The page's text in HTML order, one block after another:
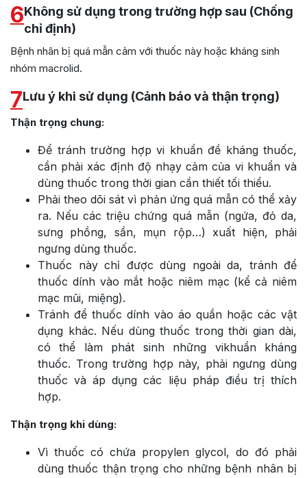
6Không sử dụng trong trường hợp sau (Chống
chỉ định)
Bệnh nhân bị quá mẫn cảm với thuốc này hoặc kháng sinh
nhóm macrolid.
7Lưu ý khi sử dụng (Cảnh báo và thận trọng)
Thận trọng chung:
Để tránh trường hợp vi khuẩn đề kháng thuốc,
cần phải xác định độ nhạy cảm của vi khuẩn và
dùng thuốc trong thời gian cần thiết tối thiểu.
Phải theo dõi sát vì phản ứng quá mẫn có thể xảy
ra. Nếu các triệu chứng quá mẫn (ngứa, đỏ da,
sưng phồng, sần, mụn rộp…) xuất hiện, phải
ngưng dùng thuốc.
Thuốc này chỉ được dùng ngoài da, tránh để
thuốc dính vào mắt hoặc niêm mạc (kể cả niêm
mạc mũi, miệng).
Tránh để thuốc dính vào áo quần hoặc các vật
dụng khác. Nếu dùng thuốc trong thời gian dài,
có thể làm phát sinh những vikhuẩn kháng
thuốc. Trong trường hợp này, phải ngưng dùng
thuốc và áp dụng các liệu pháp điều trị thích
hợp.
Thận trọng khi dùng:
Vì thuốc có chứa propylen glycol, do đó phải
dùng thuốc thận trọng cho những bệnh nhân bị